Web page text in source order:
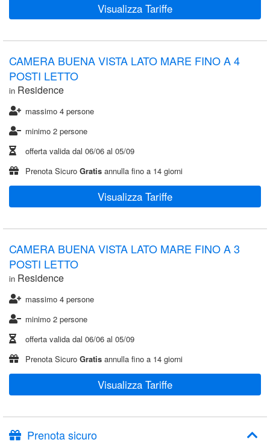
Visualizza Tariffe
CAMERA BUENA VISTA LATO MARE FINO A 4
POSTI LETTO
in Residence
massimo 4 persone
minimo 2 persone
offerta valida dal 06/06 al 05/09
Prenota Sicuro Gratis annulla fino a 14 giorni
Visualizza Tariffe
CAMERA BUENA VISTA LATO MARE FINO A 3
POSTI LETTO
in Residence
massimo 4 persone
minimo 2 persone
offerta valida dal 06/06 al 05/09
Prenota Sicuro Gratis annulla fino a 14 giorni
Visualizza Tariffe
Prenota sicuro